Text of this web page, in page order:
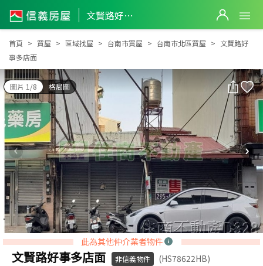
文賢路好事多店面
文賢路好事多店面
首頁 買屋 區域找屋 台南市買屋 台南市北區買屋
文賢路好
事多店面
圖片 1/8 格局圖
此為其他仲介業者物件
文賢路好事多店面 非信義物件
(HS78622HB)